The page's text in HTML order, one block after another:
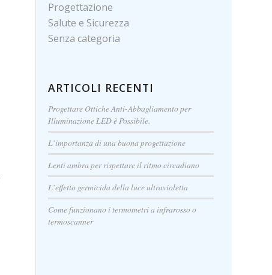
Progettazione
Salute e Sicurezza
Senza categoria
ARTICOLI RECENTI
Progettare Ottiche Anti-Abbagliamento per
Illuminazione LED è Possibile.
L’importanza di una buona progettazione
Lenti ambra per rispettare il ritmo circadiano
L’effetto germicida della luce ultravioletta
Come funzionano i termometri a infrarosso o
termoscanner